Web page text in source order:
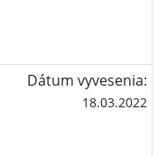
Dátum vyvesenia:
18.03.2022